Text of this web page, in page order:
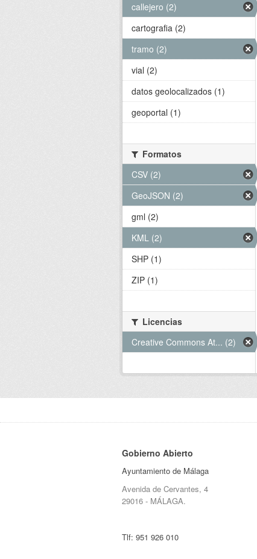
callejero (2)
cartografia (2)
tramo (2)
vial (2)
datos geolocalizados (1)
geoportal (1)
Formatos
CSV (2)
GeoJSON (2)
gml (2)
KML (2)
SHP (1)
ZIP (1)
Licencias
Creative Commons At... (2)
Gobierno Abierto
Ayuntamiento de Málaga
Avenida de Cervantes, 4
29016 - MÁLAGA.
Tlf: 951 926 010